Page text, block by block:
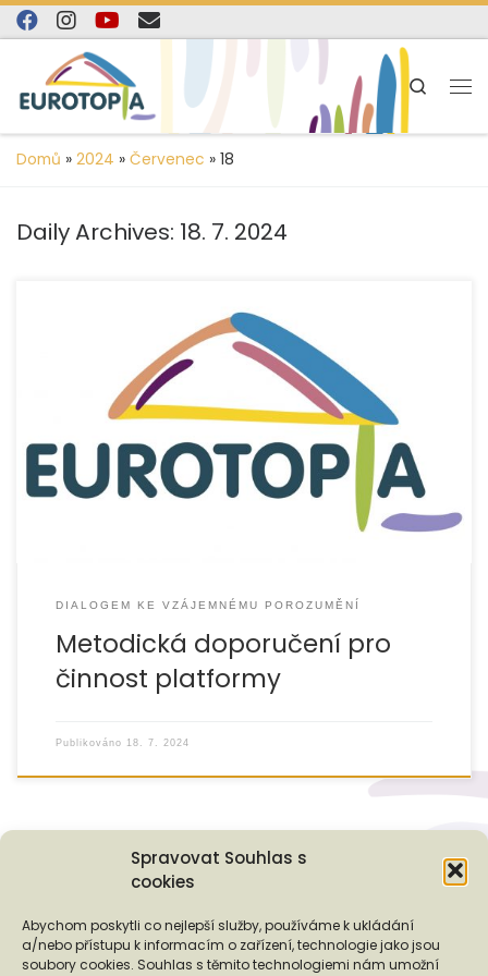
Spravovat Souhlas s
cookies
Abychom poskytli co nejlepší služby, používáme k ukládání
a/nebo přístupu k informacím o zařízení, technologie jako jsou
soubory cookies. Souhlas s těmito technologiemi nám umožní
content
Skip to content
Search
Domů » 2024 » Červenec » 18
Daily Archives: 18. 7. 2024
Zde naleznete Metodická doporučení pro činnost
DIALOGEM KE VZÁJEMNÉMU POROZUMĚNÍ
Metodická doporučení pro
činnost platformy
Publikováno 18. 7. 2024
Podporují nás...